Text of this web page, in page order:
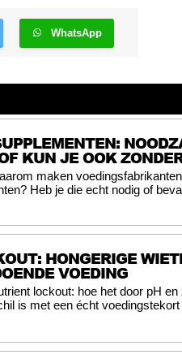
WhatsApp
KUN JE OOK
maken
Heb je die echt nodig of
HONGERIGE
VOEDING
lockout: hoe het door pH
is met een écht